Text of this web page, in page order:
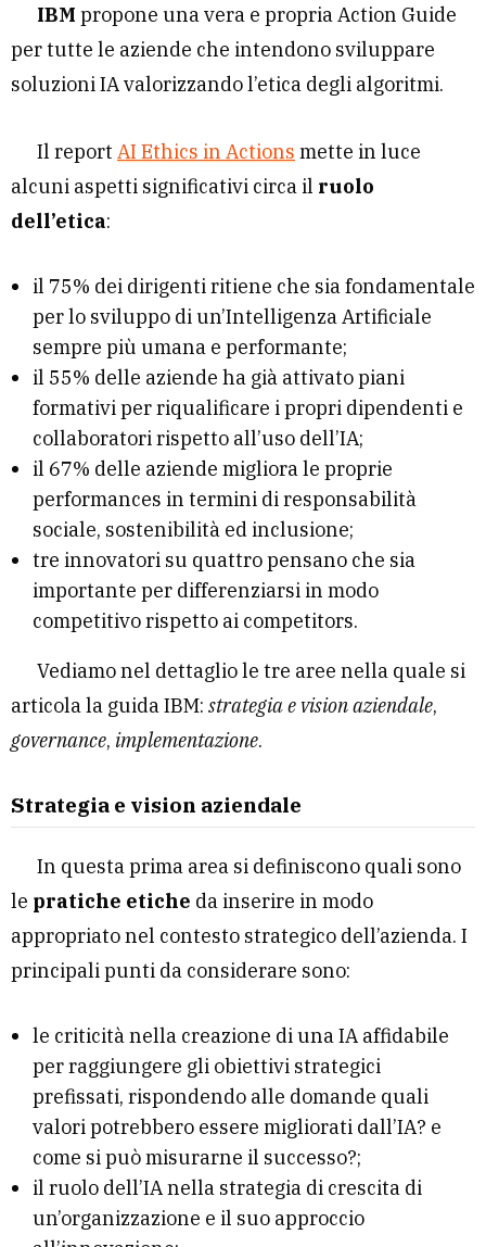
IBM propone una vera e propria Action Guide
per tutte le aziende che intendono sviluppare
soluzioni IA valorizzando l’etica degli algoritmi.
Il report AI Ethics in Actions mette in luce
alcuni aspetti significativi circa il ruolo
dell’etica:
il 75% dei dirigenti ritiene che sia fondamentale
per lo sviluppo di un’Intelligenza Artificiale
sempre più umana e performante;
il 55% delle aziende ha già attivato piani
formativi per riqualificare i propri dipendenti e
collaboratori rispetto all’uso dell’IA;
il 67% delle aziende migliora le proprie
performances in termini di responsabilità
sociale, sostenibilità ed inclusione;
tre innovatori su quattro pensano che sia
importante per differenziarsi in modo
competitivo rispetto ai competitors.
Vediamo nel dettaglio le tre aree nella quale si
articola la guida IBM: strategia e vision aziendale,
governance, implementazione.
Strategia e vision aziendale
In questa prima area si definiscono quali sono
le pratiche etiche da inserire in modo
appropriato nel contesto strategico dell’azienda. I
principali punti da considerare sono:
le criticità nella creazione di una IA affidabile
per raggiungere gli obiettivi strategici
prefissati, rispondendo alle domande quali
valori potrebbero essere migliorati dall’IA? e
come si può misurarne il successo?;
il ruolo dell’IA nella strategia di crescita di
un’organizzazione e il suo approccio